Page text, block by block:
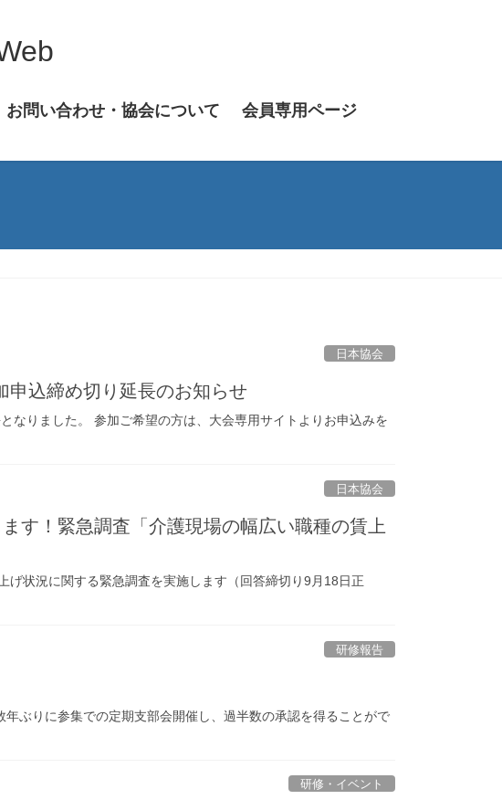
お問い合わせ・協会について 会員専用ページ
日本協会
申込締め切り延長のお知らせ
なりました。 参加ご希望の方は、大会専用サイトよりお申込みを
日本協会
す！緊急調査「介護現場の幅広い職種の賃上
状況に関する緊急調査を実施します（回答締切り9月18日正
研修報告
ぶりに参集での定期支部会開催し、過半数の承認を得ることがで
研修・イベント